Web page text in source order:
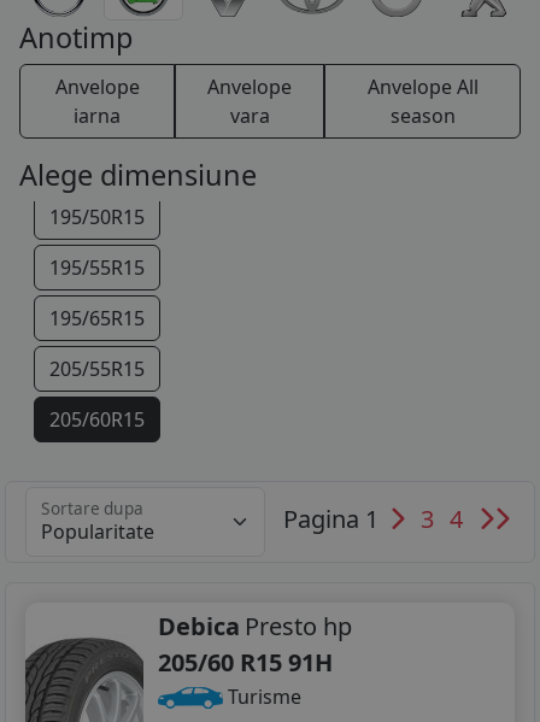
Anotimp
Anvelope
iarna
Anvelope
vara
Anvelope All
season
Alege dimensiune
185/60R14
185/65R14
185/55R15
185/60R15
195/50R15
195/55R15
195/65R15
205/55R15
205/60R15
205/45R16
215/60R16
Sortare dupa Pagina 1 3 4
Debica Presto hp
205/60 R15 91H
Turisme